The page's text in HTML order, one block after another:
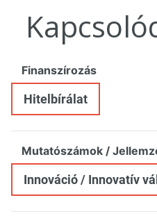
Finanszírozás
Hitelbírálat
Mutatószámok /
Innováció / Innovatív